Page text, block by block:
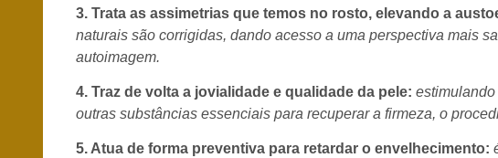
3. Trata as assimetrias que temos no rosto, elevando a
naturais são corrigidas, dando acesso a uma perspectiva mais
autoimagem.
4. Traz de volta a jovialidade e qualidade da pele:
outras substâncias essenciais para recuperar a firmeza, o
5. Atua de forma preventiva para retardar o envelhecimento: